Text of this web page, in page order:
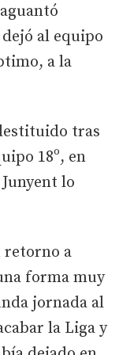
al equipo
a la
tras
18º, en
lo
retorno a
forma muy
jornada al
la Liga y